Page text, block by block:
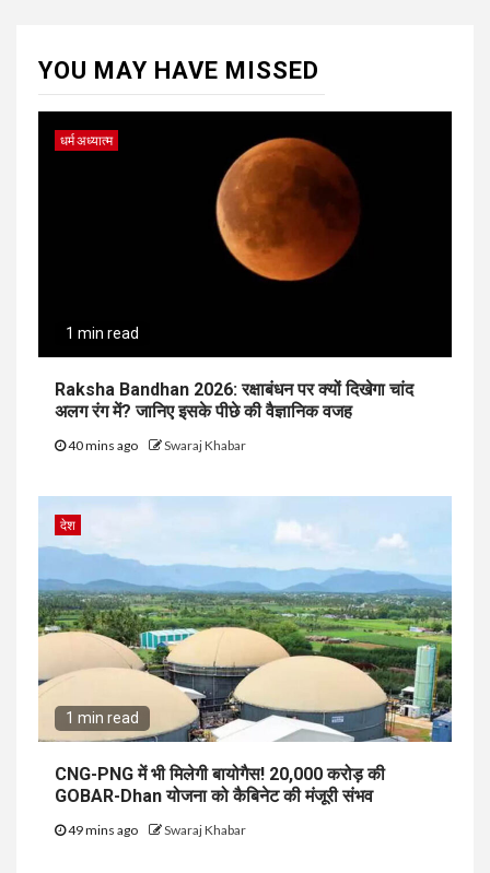
YOU MAY HAVE MISSED
धर्म अध्यात्म
1 min read
Raksha Bandhan 2026: रक्षाबंधन पर क्यों दिखेगा चांद
अलग रंग में? जानिए इसके पीछे की वैज्ञानिक वजह
40 mins ago Swaraj Khabar
देश
1 min read
CNG-PNG में भी मिलेगी बायोगैस! ₹20,000 करोड़ की
GOBAR-Dhan योजना को कैबिनेट की मंजूरी संभव
49 mins ago Swaraj Khabar